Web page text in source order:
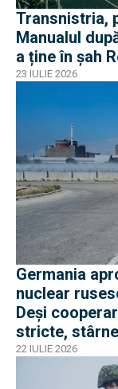
Transnistria,
Manualul
a ține în șah
23 IULIE 2026
Germania
nuclear
Deși
stricte,
22 IULIE 2026